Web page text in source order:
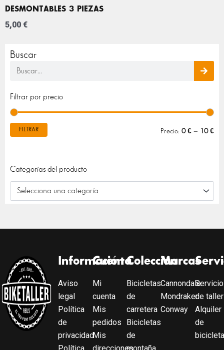
Buscar
Filtrar por precio
FILTRAR Precio: 0 € — 10 €
Categorías del producto
Selecciona una categoría
DESMONTABLES 3 PIEZAS
5,00 €
Información
Aviso
legal
Política
de
privacidad
Cuenta
Mi
cuenta
Mis
pedidos
Mis
Colección
Bicicletas
de
carretera
Bicicletas
de
Marcas
Cannondale
Mondraker
Conway
Servicio
de taller
Alquiler
de